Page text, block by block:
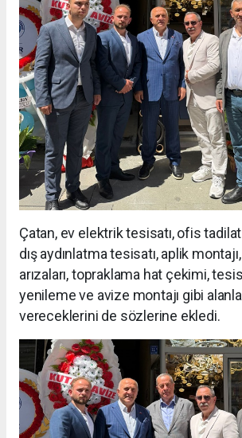
Çatan, ev elektrik tesisatı, ofis
dış aydınlatma tesisatı, aplik
arızaları, topraklama hat çekimi,
yenileme ve avize montajı gibi
vereceklerini de sözlerine ekledi.